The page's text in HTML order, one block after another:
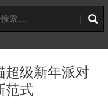
超级新年派对
范式